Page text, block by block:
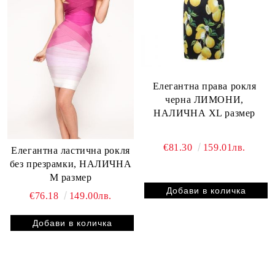
Елегантна ластична рокля
без презрамки, НАЛИЧНА
М размер
€76.18
149.00лв.
Елегантна права рокля
черна ЛИМОНИ,
НАЛИЧНА XL размер
€81.30 159.01лв.